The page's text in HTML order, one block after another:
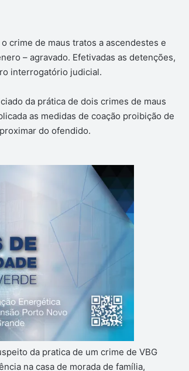
crime de maus tratos a ascendestes e
– agravado. Efetivadas as detenções,
interrogatório judicial.
da prática de dois crimes de maus
as medidas de coação proibição de
do ofendido.
da pratica de um crime de VBG
na casa de morada de família,